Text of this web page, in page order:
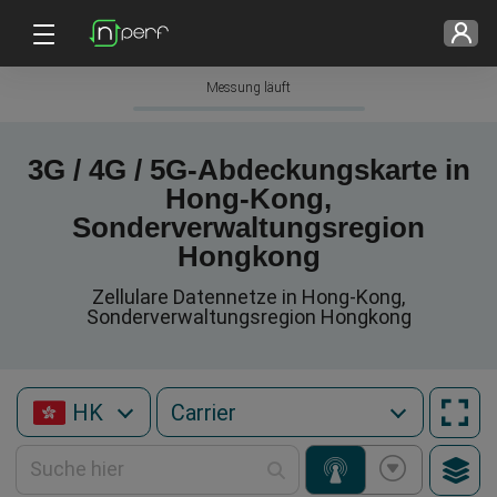
Messung läuft
3G / 4G / 5G-Abdeckungskarte in
Hong-Kong,
Sonderverwaltungsregion
Hongkong
Zellulare Datennetze in Hong-Kong,
Sonderverwaltungsregion Hongkong
HK